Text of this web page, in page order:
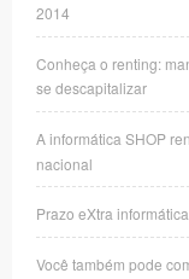
2014
Conheça o renting:
se descapitalizar
A informática SHOP
nacional
Prazo eXtra
Você também pode